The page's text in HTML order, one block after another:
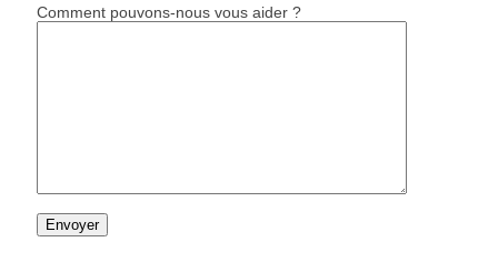
Comment pouvons-nous vous aider ?